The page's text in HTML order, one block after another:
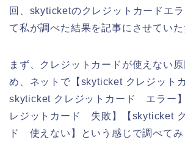
回、skyticketのクレジットカードエ
て私が調べた結果を記事にさせていた
まず、クレジットカードが使えない
め、ネットで【skyticket クレジット
skyticket クレジットカード エラー
レジットカード 失敗】【skyticket
ド 使えない】という感じで調べてみ